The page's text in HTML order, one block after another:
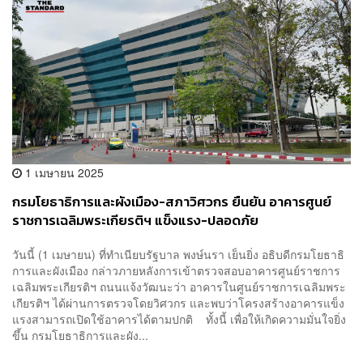
1 เมษายน 2025
กรมโยธาธิการและผังเมือง-สภาวิศวกร ยืนยัน อาคารศูนย์
ราชการเฉลิมพระเกียรติฯ แข็งแรง-ปลอดภัย
วันนี้ (1 เมษายน) ที่ทำเนียบรัฐบาล พงษ์นรา เย็นยิ่ง อธิบดีกรมโยธาธิ
การและผังเมือง กล่าวภายหลังการเข้าตรวจสอบอาคารศูนย์ราชการ
เฉลิมพระเกียรติฯ ถนนแจ้งวัฒนะว่า อาคารในศูนย์ราชการเฉลิมพระ
เกียรติฯ ได้ผ่านการตรวจโดยวิศวกร และพบว่าโครงสร้างอาคารแข็ง
แรงสามารถเปิดใช้อาคารได้ตามปกติ ทั้งนี้ เพื่อให้เกิดความมั่นใจยิ่ง
ขึ้น กรมโยธาธิการและผัง...